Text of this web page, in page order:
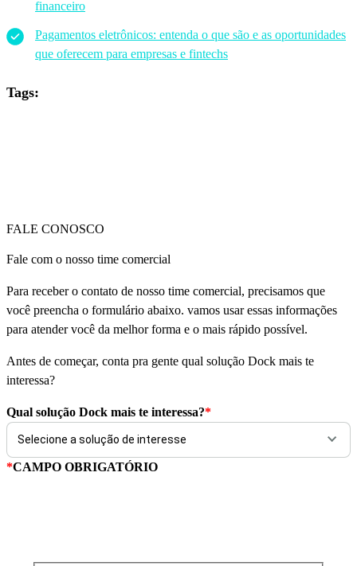
financeiro
Pagamentos eletrônicos: entenda o que são e as oportunidades
que oferecem para empresas e fintechs
Tags:
FALE CONOSCO
Fale com o nosso time comercial
Para receber o contato de nosso time comercial, precisamos que
você preencha o formulário abaixo. vamos usar essas informações
para atender você da melhor forma e o mais rápido possível.
Antes de começar, conta pra gente qual solução Dock mais te
interessa?
Qual solução Dock mais te interessa?*
*CAMPO OBRIGATÓRIO